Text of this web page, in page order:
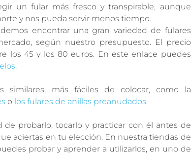
un fular más fresco y transpirable, aunque
y nos pueda servir menos tiempo.
encontrar una gran variedad de fulares
según nuestro presupuesto. El precio
los 45 y los 80 euros. En este enlace puedes
.
similares, más fáciles de colocar, como la
o los fulares de anillas preanudados.
de probarlo, tocarlo y practicar con él antes de
aciertas en tu elección. En nuestra tiendas de
probar y aprender a utilizarlos, en uno de